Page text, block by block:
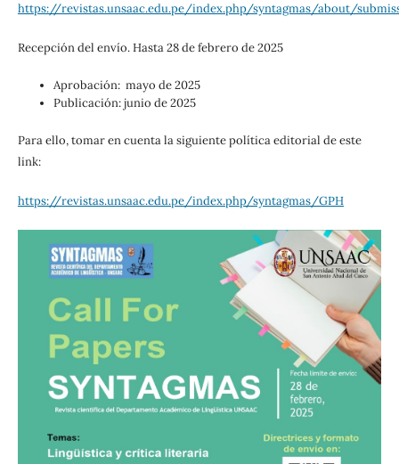
https://revistas.unsaac.edu.pe/index.php/syntagmas/about/
Recepción del envío. Hasta 28 de febrero de 2025
Aprobación: mayo de 2025
Publicación: junio de 2025
Para ello, tomar en cuenta la siguiente política editorial de este
link:
https://revistas.unsaac.edu.pe/index.php/syntagmas/GPH